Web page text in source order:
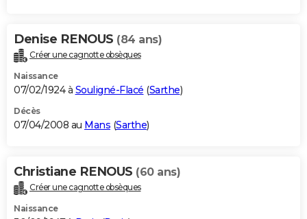
Denise RENOUS (84 ans)
Créer une cagnotte obsèques
Naissance
07/02/1924 à Souligné-Flacé (Sarthe)
Décès
07/04/2008 au Mans (Sarthe)
Christiane RENOUS (60 ans)
Créer une cagnotte obsèques
Naissance